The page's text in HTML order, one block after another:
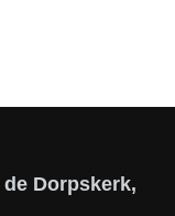
Dorpskerk,